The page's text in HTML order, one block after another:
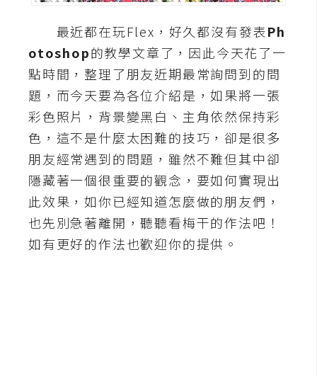
A
I
應
用
設
網
站
最近都在玩Flex，好久都沒有發表Ph
otoshop的教學文章了，因此今天花了一
點時間，整理了朋友近期最常詢問到的問
題，而今天要為各位介紹是，如果將一張
彩色照片，背景變黑白、主角依然保持彩
色，這不是什麼太困難的技巧，卻是很多
朋友經常遇到的問題，雖然不難但其中卻
隱藏著一個很重要的觀念，要如何實現出
此效果，如你已經知道怎麼做的朋友們，
也先別急著離開，聽聽看梅干的作法吧！
如有更好的作法也歡迎你的提供。